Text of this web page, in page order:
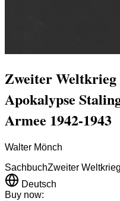
Zweiter
Apokalypse
Armee 1942-1943
Walter Mönch
SachbuchZweiter Weltkrieg
Deutsch
Buy now: